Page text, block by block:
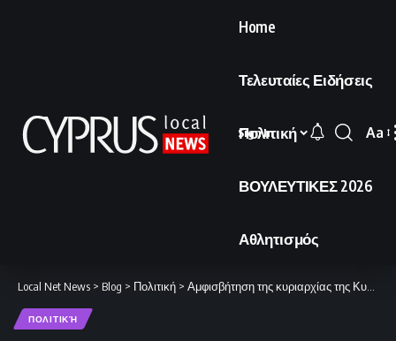
Home
Τελευταίες Ειδήσεις
Πολιτική
ΒΟΥΛΕΥΤΙΚΕΣ 2026
Αθλητισμός
Sign In
Font
Aa
Local Net News > Blog > Πολιτική > Αμφισβήτηση της κυριαρχίας της Κυπριακής Δημοκρατίας λόγω των κτηνοτροφικών υποστατικών
ΠΟΛΙΤΙΚΉ